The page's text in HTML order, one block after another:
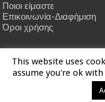
Ποιοι είμαστε
Επικοινωνία-Διαφήμιση
Όροι χρήσης
HOME
©
This website uses
assume you're ok